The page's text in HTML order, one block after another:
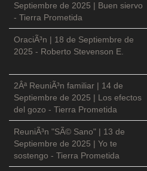
Septiembre de 2025 | Buen siervo
- Tierra Prometida
OraciÃ³n | 18 de Septiembre de
2025 - Roberto Stevenson E.
2Âª ReuniÃ³n familiar | 14 de
Septiembre de 2025 | Los efectos
del gozo - Tierra Prometida
ReuniÃ³n "SÃ© Sano" | 13 de
Septiembre de 2025 | Yo te
sostengo - Tierra Prometida